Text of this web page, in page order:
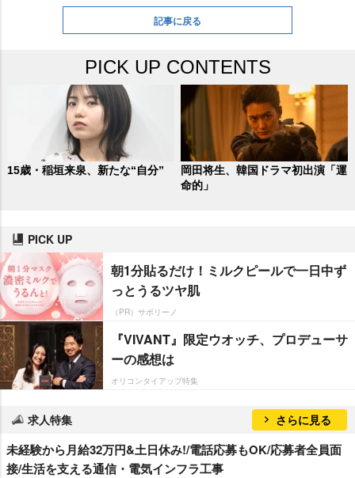
記事に戻る
PICK UP CONTENTS
15歳・稲垣来泉、新たな“自分”
岡田将生、韓国ドラマ初出演「運
命的」
PICK UP
朝1分貼るだけ！ミルクピールで一日中ず
っとうるツヤ肌
（PR）サボリーノ
『VIVANT』限定ウオッチ、プロデューサ
ーの感想は
オリコンタイアップ特集
求人特集 さらに見る
未経験から月給32万円&土日休み!/電話応募もOK/応募者全員面
接/生活を支える通信・電気インフラ工事